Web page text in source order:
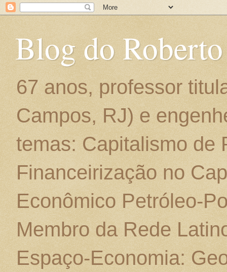
Blog do
67 anos, professor
Campos, RJ) e
temas: Capitalismo de
Financeirização no
Econômico Petróleo-
Membro da Rede
Espaço-Economia: